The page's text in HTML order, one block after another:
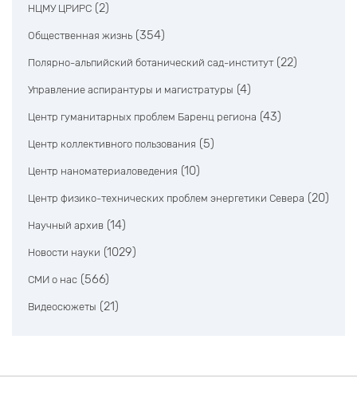
НЦМУ ЦРИРС (2)
Общественная жизнь (354)
Полярно-альпийский ботанический сад-институт (22)
Управление аспирантуры и магистратуры (4)
Центр гуманитарных проблем Баренц региона (43)
Центр коллективного пользования (5)
Центр наноматериаловедения (10)
Центр физико-технических проблем энергетики Севера (20)
Научный архив (14)
Новости науки (1029)
СМИ о нас (566)
Видеосюжеты (21)